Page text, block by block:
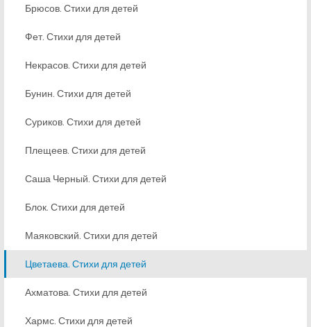
Брюсов. Стихи для детей
Фет. Стихи для детей
Некрасов. Стихи для детей
Бунин. Стихи для детей
Суриков. Стихи для детей
Плещеев. Стихи для детей
Саша Черный. Стихи для детей
Блок. Стихи для детей
Маяковский. Стихи для детей
Цветаева. Стихи для детей
Ахматова. Стихи для детей
Хармс. Стихи для детей